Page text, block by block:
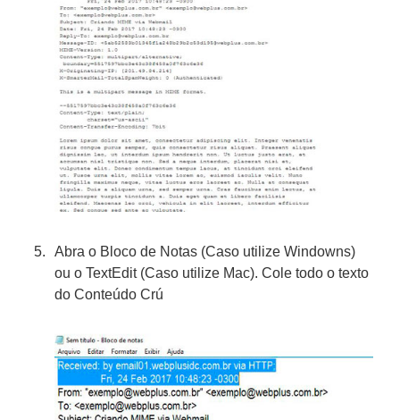
Abra o Bloco de Notas (Caso utilize Windowns)
ou o TextEdit (Caso utilize Mac). Cole todo o texto
do Conteúdo Crú